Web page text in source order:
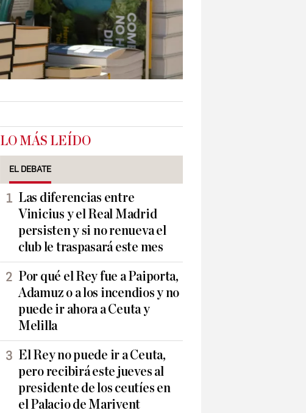
LO MÁS LEÍDO
EL DEBATE
Las diferencias entre
Vinicius y el Real Madrid
persisten y si no renueva el
club le traspasará este mes
Por qué el Rey fue a Paiporta,
Adamuz o a los incendios y no
puede ir ahora a Ceuta y
Melilla
El Rey no puede ir a Ceuta,
pero recibirá este jueves al
presidente de los ceutíes en
el Palacio de Marivent